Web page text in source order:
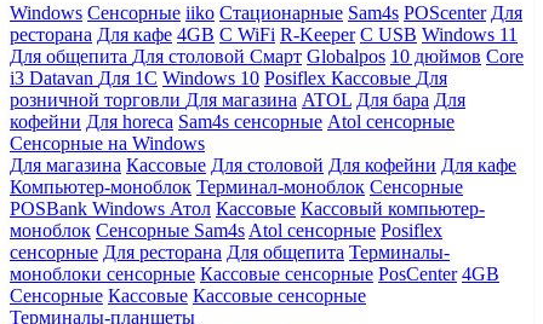
Windows Сенсорные iiko Стационарные Sam4s POScenter Для
ресторана Для кафе 4GB С WiFi R-Keeper С USB Windows 11
Для общепита Для столовой Смарт Globalpos 10 дюймов Core
i3 Datavan Для 1С Windows 10 Posiflex Кассовые Для
розничной торговли Для магазина ATOL Для бара Для
кофейни Для horeca Sam4s сенсорные Atol сенсорные
Сенсорные на Windows
Для магазина Кассовые Для столовой Для кофейни Для кафе
Компьютер-моноблок Терминал-моноблок Сенсорные
POSBank Windows Атол Кассовые Кассовый компьютер-
моноблок Сенсорные Sam4s Atol сенсорные Posiflex
сенсорные Для ресторана Для общепита Терминалы-
моноблоки сенсорные Кассовые сенсорные PosCenter 4GB
Сенсорные Кассовые Кассовые сенсорные
Терминалы-планшеты